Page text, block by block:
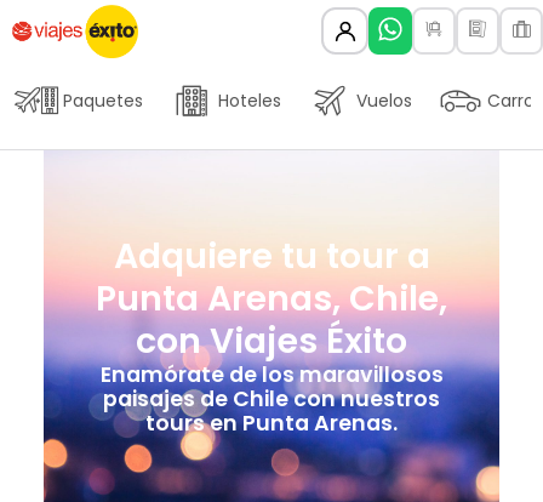
Paquetes Hoteles Vuelos Carros
Adquiere tu tour a
Punta Arenas, Chile,
con Viajes Éxito
Enamórate de los maravillosos
paisajes de Chile con nuestros
tours en Punta Arenas.